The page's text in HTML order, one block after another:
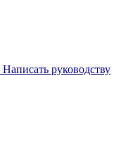
Написать руководству